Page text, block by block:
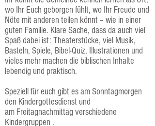
wo Ihr Euch geborgen fühlt, wo Ihr Freude und
Nöte mit anderen teilen könnt – wie in einer
guten Familie. Klare Sache, dass da auch viel
Spaß dabei ist: Theaterstücke, viel Musik,
Basteln, Spiele, Bibel-Quiz, Illustrationen und
vieles mehr machen die biblischen Inhalte
lebendig und praktisch.
Speziell für euch gibt es amSonntagmorgen
den Kindergottesdienst und
am Freitagnachmittag verschiedene
Kindergruppen .